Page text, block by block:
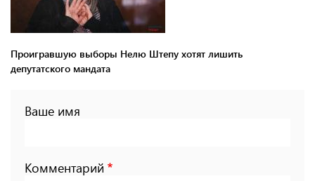
Проигравшую выборы Нелю Штепу хотят лишить
депутатского мандата
Ваше имя
Комментарий